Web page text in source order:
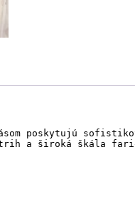
poskytujú
a široká škála